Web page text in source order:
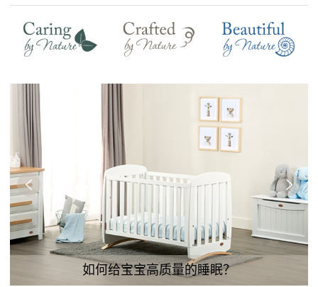
如何给宝宝高质量的睡眠？